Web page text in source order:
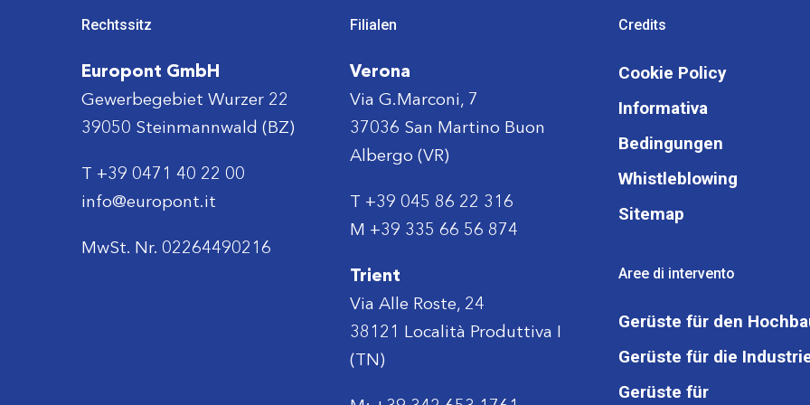
Rechtssitz
Europont GmbH
Gewerbegebiet Wurzer 22
39050 Steinmannwald (BZ)
T +39 0471 40 22 00
info@europont.it
MwSt. Nr. 02264490216
Filialen
Verona
Via G.Marconi, 7
37036 San Martino Buon
Albergo (VR)
T +39 045 86 22 316
M +39 335 66 56 874
Trient
Via Alle Roste, 24
38121 Località Produttiva I
(TN)
Credits
Cookie Policy
Informativa
Bedingungen
Whistleblowing
Sitemap
Aree di intervento
Gerüste für den
Gerüste für die
Gerüste für